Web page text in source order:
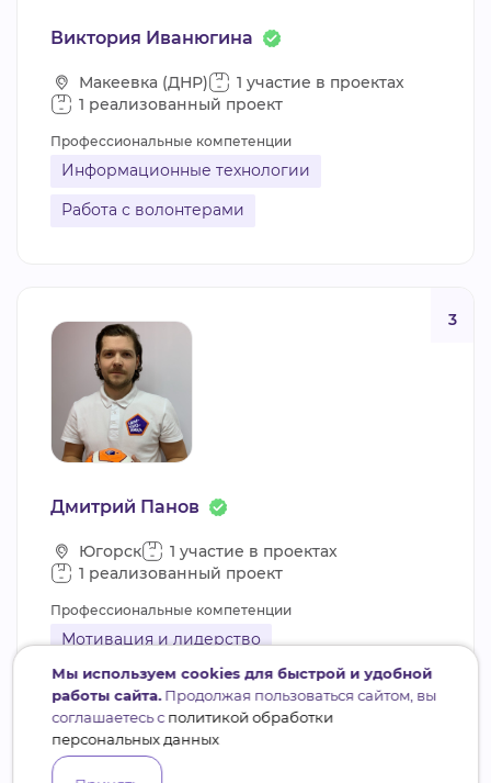
Виктория Иванюгина
Макеевка (ДНР)
1 участие в проектах
1 реализованный проект
Профессиональные компетенции
Информационные технологии
Работа с волонтерами
3
Дмитрий Панов
Югорск
1 участие в проектах
1 реализованный проект
Профессиональные компетенции
Мотивация и лидерство
Управление персоналом
Фандрайзинг
Стратегический менеджмент
Управление проектами
Мы используем cookies для быстрой и удобной
работы сайта.Продолжая пользоваться сайтом, вы
соглашаетесь сполитикой обработки
персональных данных